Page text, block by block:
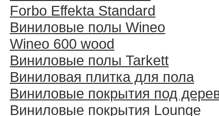
Forbo Effekta Standard
Виниловые полы Wineo
Wineo 600 wood
Виниловые полы Tarkett
Виниловая плитка для пола
Виниловые покрытия под
Виниловые покрытия Lounge